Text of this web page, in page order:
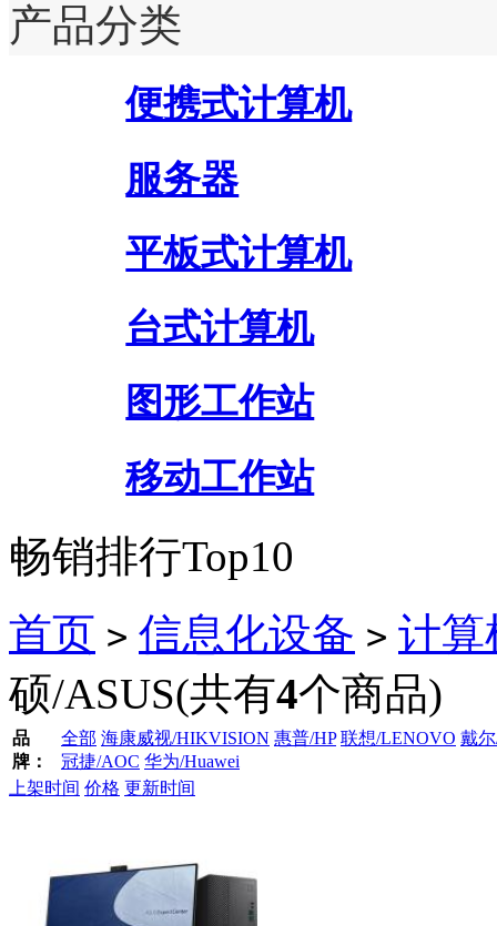
产品分类
便携式计算机
服务器
平板式计算机
台式计算机
图形工作站
移动工作站
畅销排行Top10
首页 > 信息化设备 > 计算
硕/ASUS(共有4个商品)
品
牌：
全部 海康威视/HIKVISION 惠普/HP 联想/LENOVO 戴
冠捷/AOC 华为/Huawei
上架时间 价格 更新时间